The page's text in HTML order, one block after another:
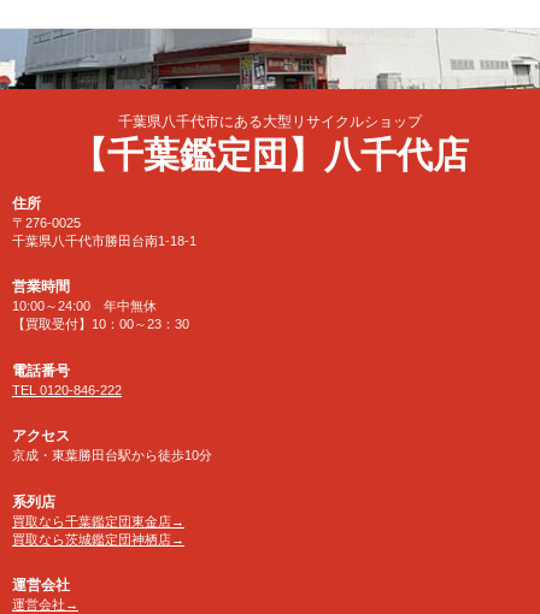
千葉県八千代市にある大型リサイクルショップ
【千葉鑑定団】八千代店
住所
〒276-0025
千葉県八千代市勝田台南1-18-1
営業時間
10:00～24:00 年中無休
【買取受付】10：00～23：30
電話番号
TEL 0120-846-222
アクセス
京成・東葉勝田台駅から徒歩10分
系列店
買取なら千葉鑑定団東金店→
買取なら茨城鑑定団神栖店→
運営会社
運営会社→